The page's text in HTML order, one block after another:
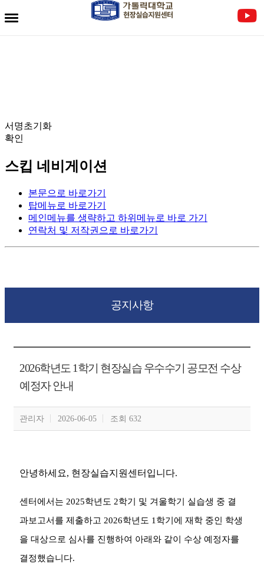
전자서명란
서명초기화
확인
스킵 네비게이션
본문으로 바로가기
탑메뉴로 바로가기
메인메뉴를 생략하고 하위메뉴로 바로 가기
연락처 및 저작권으로 바로가기
공지사항
2026학년도 1학기 현장실습 우수수기 공모전 수상
예정자 안내
관리자 2026-06-05 조회 632
안녕하세요, 현장실습지원센터입니다.
센터에서는 2025학년도 2학기 및 겨울학기 실습생 중 결
과보고서를 제출하고 2026학년도 1 학기에 재학 중인 학생
을 대상으로 심사를 진행하여 아래와 같이 수상 예정자를
결정했습니다.